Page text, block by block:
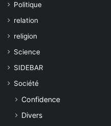
Politique
relation
religion
Science
SIDEBAR
Société
Confidence
Divers